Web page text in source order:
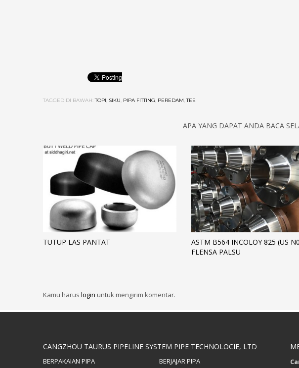
TAGGED DI BAWAH: TOPI, SIKU, PIPA FITTING, PEREDAM,TEE
APA YANG DAPAT ANDA BACA
TUTUP LAS PANTAT
ASTM B564 INCOLOY 825 (US
FLENSA PALSU
Kamu harus login untuk mengirim komentar.
CANGZHOU TAURUS PIPELINE SYSTEM PIPE TECHNOLOCIE, LTD
BERPAKAIAN PIPA
BERJAJAR PIPA